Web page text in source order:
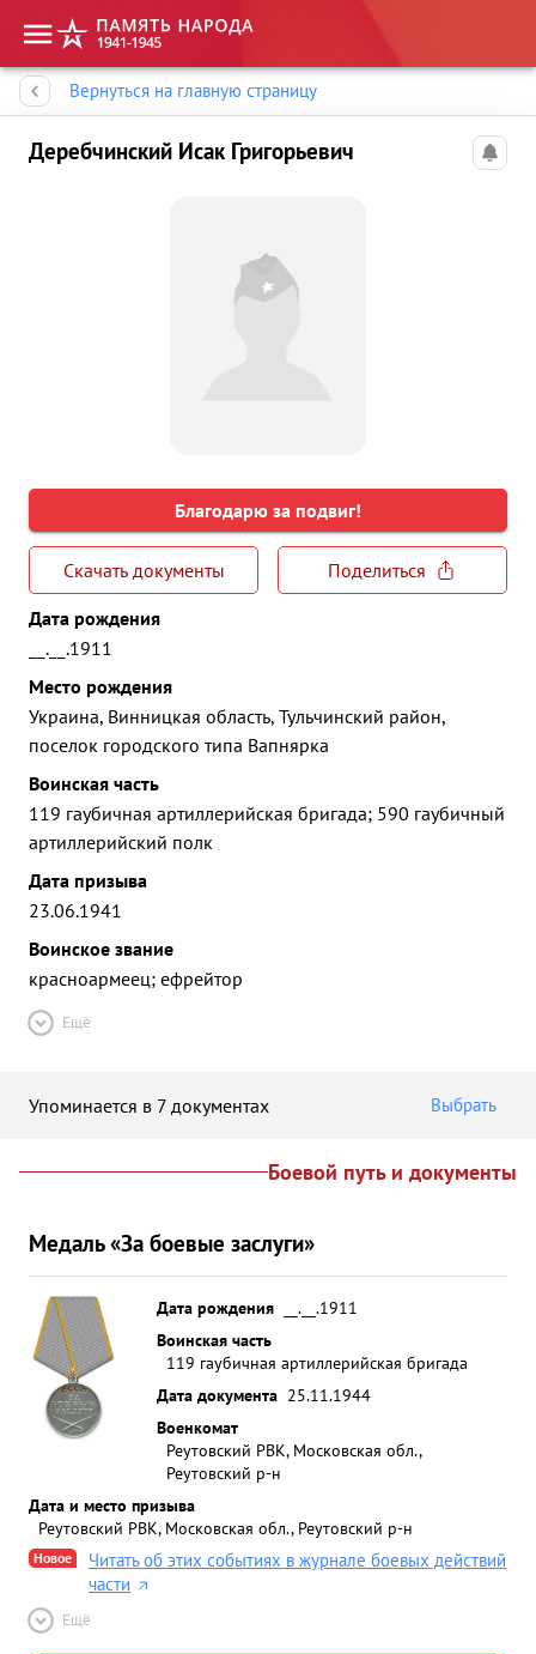
Вернуться на главную страницу
Деребчинский Исак Григорьевич
Благодарю за подвиг!
Скачать документы
Поделиться
Дата рождения
__.__.1911
Место рождения
Украина, Винницкая область, Тульчинский район,
поселок городского типа Вапнярка
Воинская часть
119 гаубичная артиллерийская бригада; 590 гаубичный
артиллерийский полк
Дата призыва
23.06.1941
Воинское звание
красноармеец; ефрейтор
Ещё
Упоминается в 7 документах Выбрать
Боевой путь и документы
Медаль «За боевые заслуги»
Дата рождения
__.__.1911
Воинская часть
119 гаубичная артиллерийская бригада
Дата документа 25.11.1944
Военкомат
Реутовский РВК, Московская обл.,
Реутовский р-н
Дата и место призыва
Реутовский РВК, Московская обл., Реутовский р-н
Новое
Читать об этих событиях в журнале боевых действий
части
Ещё
Память народа